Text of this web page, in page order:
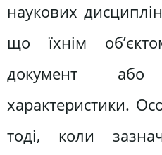
наукових
що їхнім
документ
характеристики.
тоді, коли